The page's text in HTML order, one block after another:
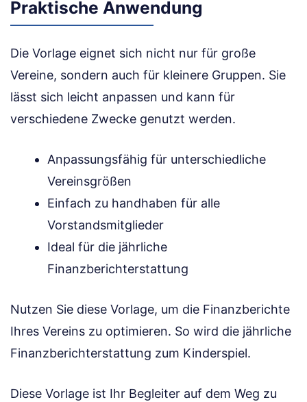
Praktische Anwendung
Die Vorlage eignet sich nicht nur für große
Vereine, sondern auch für kleinere Gruppen. Sie
lässt sich leicht anpassen und kann für
verschiedene Zwecke genutzt werden.
Anpassungsfähig für unterschiedliche
Vereinsgrößen
Einfach zu handhaben für alle
Vorstandsmitglieder
Ideal für die jährliche
Finanzberichterstattung
Nutzen Sie diese Vorlage, um die Finanzberichte
Ihres Vereins zu optimieren. So wird die jährliche
Finanzberichterstattung zum Kinderspiel.
Diese Vorlage ist Ihr Begleiter auf dem Weg zu